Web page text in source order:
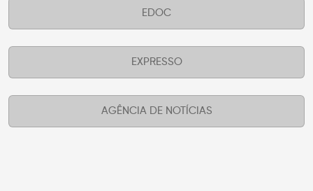
EDOC
EXPRESSO
AGÊNCIA DE NOTÍCIAS